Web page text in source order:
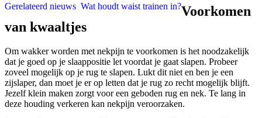
Gerelateerd nieuws Wat houdt waist trainen in?Voorkomen
van kwaaltjes
Om wakker worden met nekpijn te voorkomen is het noodzakelijk
dat je goed op je slaappositie let voordat je gaat slapen. Probeer
zoveel mogelijk op je rug te slapen. Lukt dit niet en ben je een
zijslaper, dan moet je er op letten dat je rug zo recht mogelijk blijft.
Jezelf klein maken zorgt voor een geboden rug en nek. Te lang in
deze houding verkeren kan nekpijn veroorzaken.